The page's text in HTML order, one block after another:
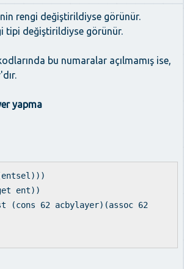
rengi değiştirildiyse görünür.
tipi değiştirildiyse görünür.
bu numaralar açılmamış ise,
yapma
ent))
(cons 62 acbylayer)(assoc 62